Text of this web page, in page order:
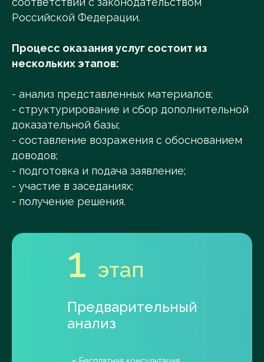
Российской Федерации.
Процесс оказания услуг состоит из
нескольких этапов:
- анализ представленных материалов;
- структурирование и сбор дополнительной
доказательной базы;
- составление возражения с обоснованием
доводов;
- подготовка и подача заявление;
- участие в заседаниях;
- получение решения.
1 этап
Предварительный
анализ